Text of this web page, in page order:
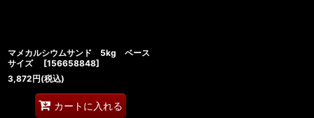
マメカルシウムサンド 5kg ベース
サイズ
[156658848]
3,872円(税込)
カートに入れる